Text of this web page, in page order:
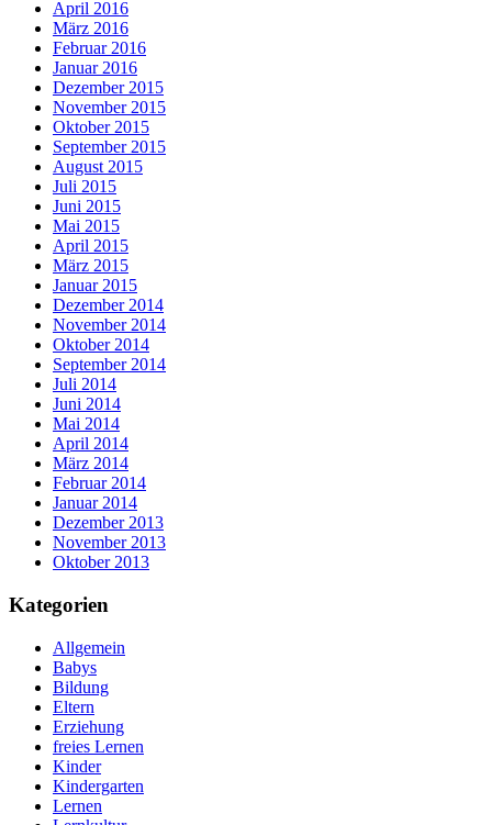
April 2016
März 2016
Februar 2016
Januar 2016
Dezember 2015
November 2015
Oktober 2015
September 2015
August 2015
Juli 2015
Juni 2015
Mai 2015
April 2015
März 2015
Januar 2015
Dezember 2014
November 2014
Oktober 2014
September 2014
Juli 2014
Juni 2014
Mai 2014
April 2014
März 2014
Februar 2014
Januar 2014
Dezember 2013
November 2013
Oktober 2013
Kategorien
Allgemein
Babys
Bildung
Eltern
Erziehung
freies Lernen
Kinder
Kindergarten
Lernen